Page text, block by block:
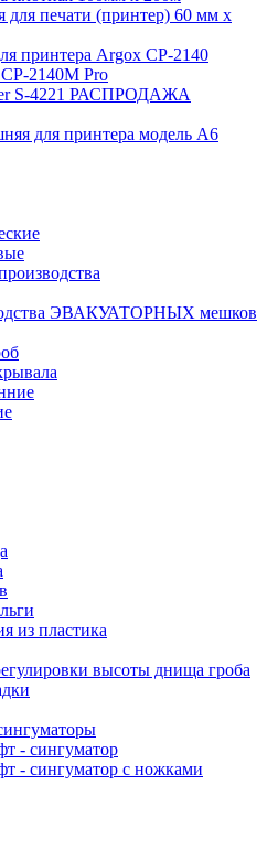
для печати (принтер) 60 мм х
принтера Argox CP-2140
2140M Pro
S-4221 РАСПРОДАЖА
для принтера модель А6
ЭВАКУАТОРНЫХ мешков
из пластика
высоты днища гроба
- сингуматор
- сингуматор с ножками